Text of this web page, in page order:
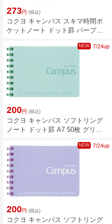
273円 (税込)
コクヨ キャンパス スキマ時間ポ
ケットノート ドット罫 パープル
NEW 7/24up
200円 (税込)
コクヨ キャンパス ソフトリング
ノート ドット罫 A7 50枚 グリー
NEW 7/24up
200円 (税込)
コクヨ キャンパス ソフトリング